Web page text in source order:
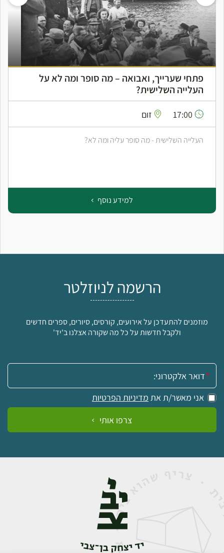
פתחי שערייך, ואבואה – מה סופר ומה לא על
העלייה השלישית?
זום
העלייה השלישית - מה סופר עליה ומה לא?
למידע נוסף
הרשמה לניוזלטר
מוזמנים להתעדכן על אירועים, קורסים, סיורים, ספרים חדשים
ולקבל חדשות על כל מה שקורה אצלנו ב'יד'
אימייל:
אני מאשר/ת את מדיניות הפרטיות
צרפו אותי